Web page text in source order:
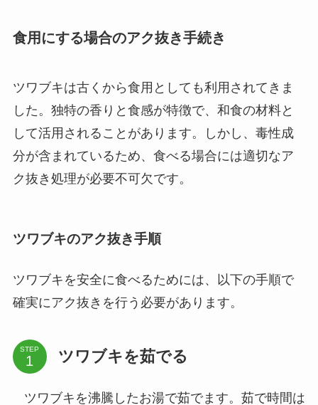
食用にする場合のアク抜き手続き
ツワブキは古くから食用としても利用されてきま
した。独特の香りと食感が特徴で、和食の材料と
して活用されることがあります。しかし、毒性成
分が含まれているため、食べる場合には適切なア
ク抜き処理が必要不可欠です。
ツワブキのアク抜き手順
ツワブキを安全に食べるためには、以下の手順で
確実にアク抜きを行う必要があります。
STEP ツワブキを茹でる
ツワブキを沸騰したお湯で茹でます。茹で時間は